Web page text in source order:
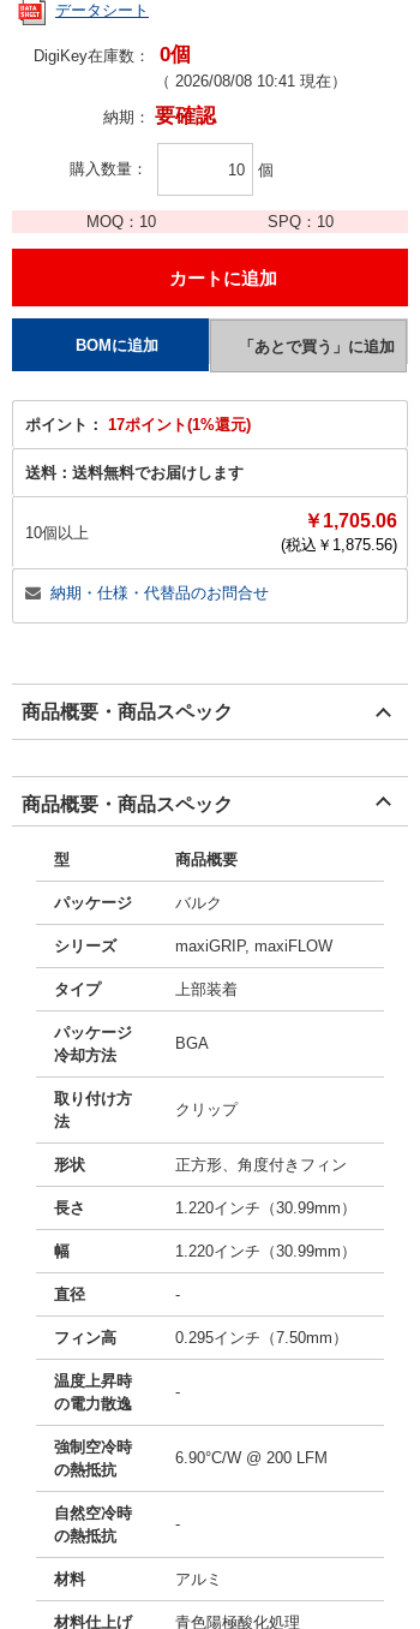
データシート
DigiKey在庫数： 0個
（ 2026/08/08 10:41 現在）
納期： 要確認
購入数量 個
MOQ： 10 SPQ： 10
ポイント： 17ポイント(1%還元)
送料： 送料無料でお届けします
10個以上
￥1,705.06
(税込￥ 1,875.56)
納期・仕様・代替品のお問合せ
商品概要・商品スペック
商品概要・商品スペック
型 商品概要
パッケージ バルク
シリーズ maxiGRIP, maxiFLOW
タイプ 上部装着
パッケージ
冷却方法
BGA
取り付け方
法
クリップ
形状 正方形、角度付きフィン
長さ 1.220インチ（30.99mm）
幅 1.220インチ（30.99mm）
直径 -
フィン高 0.295インチ（7.50mm）
温度上昇時
の電力散逸
-
強制空冷時
の熱抵抗
6.90°C/W @ 200 LFM
自然空冷時
の熱抵抗
-
材料 アルミ
材料仕上げ 青色陽極酸化処理